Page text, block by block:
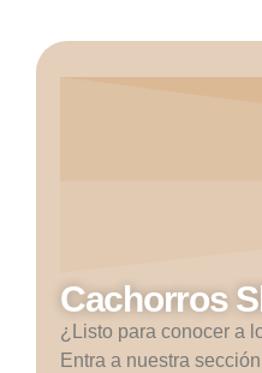
Cachorros
¿Listo para conocer a
Entra a nuestra